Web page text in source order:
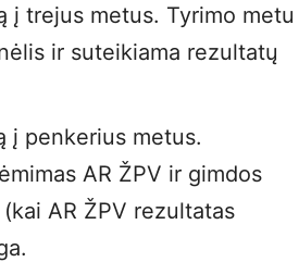
į trejus metus. Tyrimo metu
ir suteikiama rezultatų
į penkerius metus.
AR ŽPV ir gimdos
AR ŽPV rezultatas